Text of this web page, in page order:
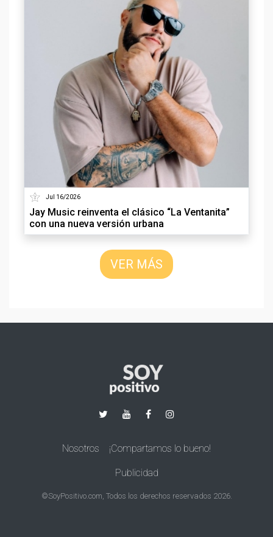
Jul 16/2026
Jay Music reinventa el clásico “La Ventanita”
con una nueva versión urbana
VER MÁS
Nosotros ¡Compartamos lo bueno!
Publicidad
©SoyPositivo.com, Todos los derechos reservados 2026.